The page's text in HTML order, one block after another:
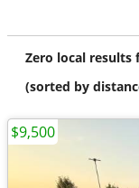
Zero local results
(sorted by
$9,500